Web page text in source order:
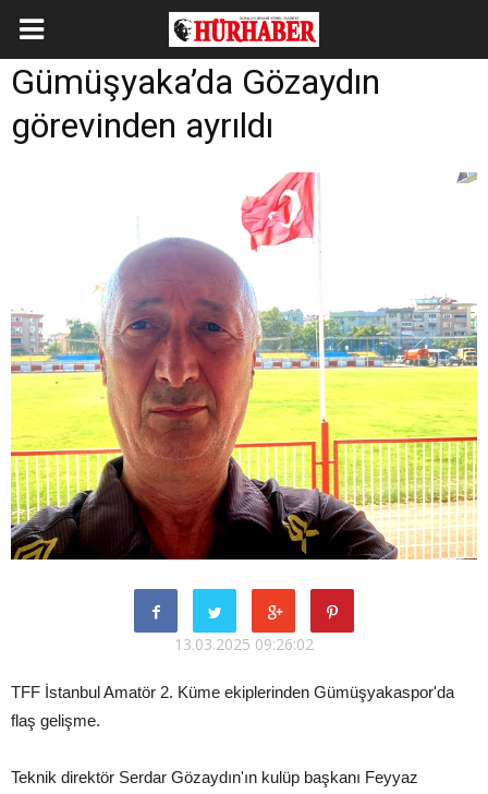
Gümüşyaka’da Gözaydın
görevinden ayrıldı
13.03.2025 09:26:02
TFF İstanbul Amatör 2. Küme ekiplerinden Gümüşyakaspor'da
flaş gelişme.
Teknik direktör Serdar Gözaydın'ın kulüp başkanı Feyyaz